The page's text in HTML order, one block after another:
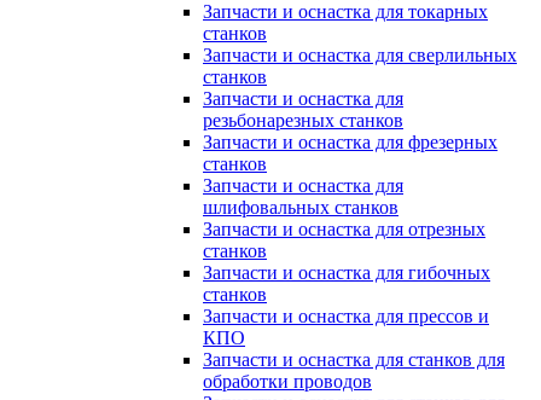
Запчасти и оснастка для токарных
станков
Запчасти и оснастка для сверлильных
станков
Запчасти и оснастка для
резьбонарезных станков
Запчасти и оснастка для фрезерных
станков
Запчасти и оснастка для
шлифовальных станков
Запчасти и оснастка для отрезных
станков
Запчасти и оснастка для гибочных
станков
Запчасти и оснастка для прессов и
КПО
Запчасти и оснастка для станков для
обработки проводов